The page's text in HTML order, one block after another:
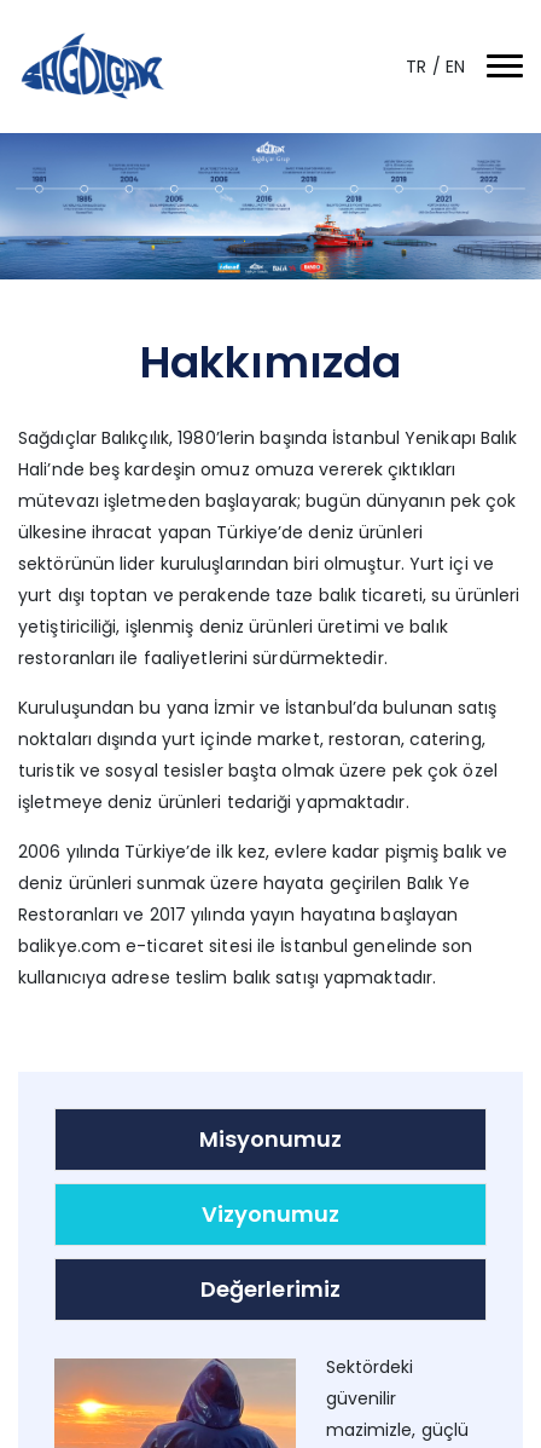
TR / EN
Hakkımızda
Sağdıçlar Balıkçılık, 1980’lerin başında İstanbul Yenikapı Balık
Hali’nde beş kardeşin omuz omuza vererek çıktıkları
mütevazı işletmeden başlayarak; bugün dünyanın pek çok
ülkesine ihracat yapan Türkiye’de deniz ürünleri
sektörünün lider kuruluşlarından biri olmuştur. Yurt içi ve
yurt dışı toptan ve perakende taze balık ticareti, su ürünleri
yetiştiriciliği, işlenmiş deniz ürünleri üretimi ve balık
restoranları ile faaliyetlerini sürdürmektedir.
Kuruluşundan bu yana İzmir ve İstanbul’da bulunan satış
noktaları dışında yurt içinde market, restoran, catering,
turistik ve sosyal tesisler başta olmak üzere pek çok özel
işletmeye deniz ürünleri tedariği yapmaktadır.
2006 yılında Türkiye’de ilk kez, evlere kadar pişmiş balık ve
deniz ürünleri sunmak üzere hayata geçirilen Balık Ye
Restoranları ve 2017 yılında yayın hayatına başlayan
balikye.com e-ticaret sitesi ile İstanbul genelinde son
kullanıcıya adrese teslim balık satışı yapmaktadır.
Misyonumuz
Vizyonumuz
Değerlerimiz
Sektördeki
güvenilir
mazimizle, güçlü